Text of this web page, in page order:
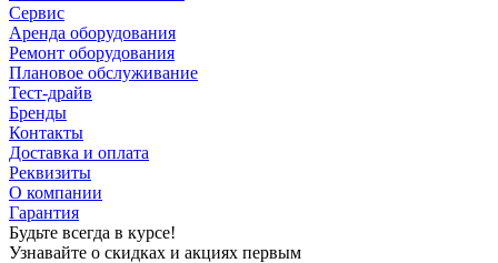
Сервис
Аренда оборудования
Ремонт оборудования
Плановое обслуживание
Тест-драйв
Бренды
Контакты
Доставка и оплата
Реквизиты
О компании
Гарантия
Будьте всегда в курсе!
Узнавайте о скидках и акциях первым